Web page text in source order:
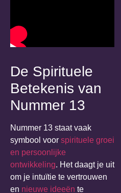
De Spirituele
Betekenis van
Nummer 13
Nummer 13 staat vaak
symbool voor spirituele groei
en persoonlijke
ontwikkeling. Het daagt je uit
om je intuïtie te vertrouwen
en nieuwe ideeën te